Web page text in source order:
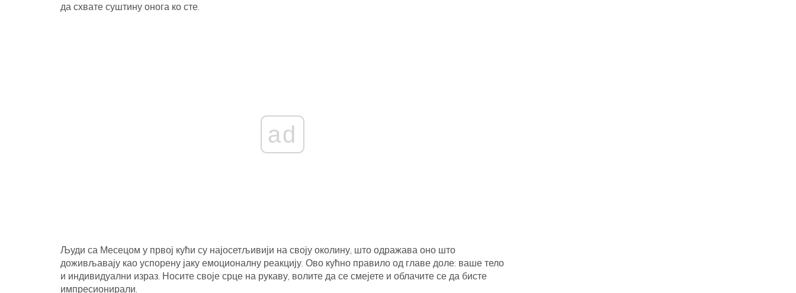
да схвате суштину онога ко сте.
ad
Људи са Месецом у првој кући су најосетљивији на своју околину, што одражава оно што
доживљавају као успорену јаку емоционалну реакцију. Ово кућно правило од главе доле: ваше тело
и индивидуални израз. Носите своје срце на рукаву, волите да се смејете и облачите се да бисте
импресионирали.